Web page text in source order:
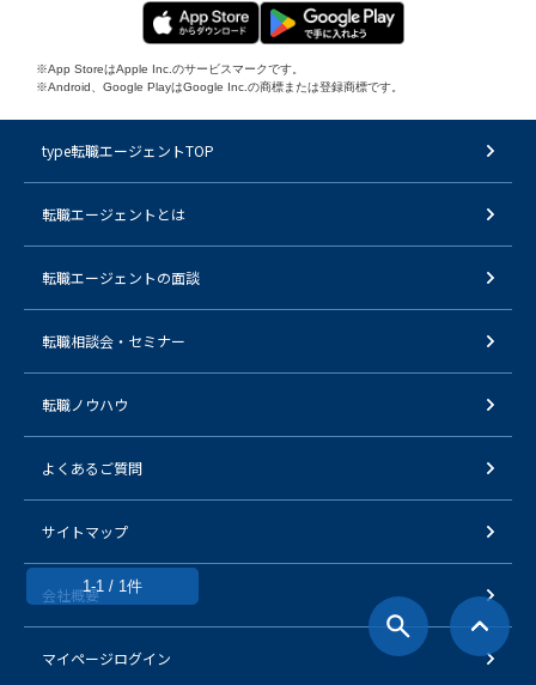
1-1 / 1件
※App StoreはApple Inc.のサービスマークです。
※Android、Google PlayはGoogle Inc.の商標または登録商標です。
type転職エージェントTOP
転職エージェントとは
転職エージェントの面談
転職相談会・セミナー
転職ノウハウ
よくあるご質問
サイトマップ
会社概要
マイページログイン